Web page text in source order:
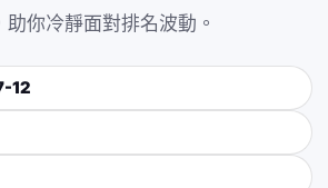
你冷靜面對排名波動。
12